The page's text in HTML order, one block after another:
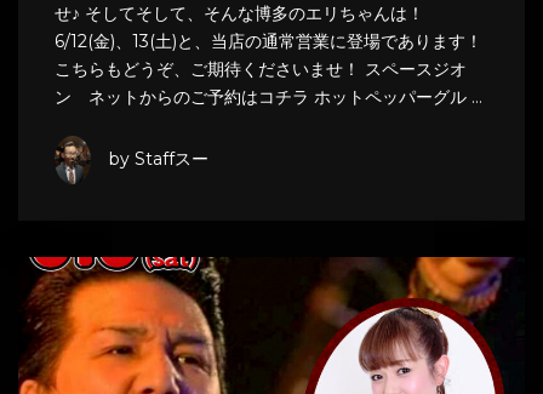
せ♪ そしてそして、そんな博多のエリちゃんは！
6/12(金)、13(土)と、当店の通常営業に登場であります！
こちらもどうぞ、ご期待くださいませ！ スペースジオ
ン ネットからのご予約はコチラ ホットペッパーグル …
by Staffスー